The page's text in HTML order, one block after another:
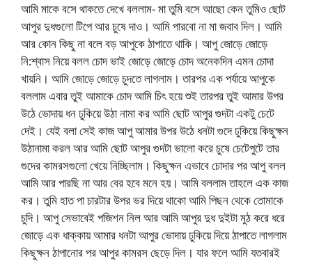
আমি মাকে বসে থাকতে দেখে বললাম- মা তুমি বসে আছো কেন তুমিও ছোট
আপুর দুধগুলো টিপে আর চুষে দাও। আমি পারবো না মা জবাব দিল। আমি
আর কোন কিছু না বলে বড় আপুকে ঠাপাতে থাকি। আপু জোড়ে জোড়ে
নি:শ্বাস নিয়ে বলল চোদ ভাই জোড়ে জোড়ে চোদ অনেকদিন এমন চোদা
খায়নি। আমি জোড়ে জোড়ে চুদতে লাগলাম। তারপর এক পর্যায়ে আপুকে
বললাম এবার তুই আমাকে চোদ আমি চিৎ হয়ে শুই তারপর তুই আমার উপর
উঠে ভোদায় ধন ঢুকিয়ে উঠা নামা কর আমি ছোট আপুর গুদটা একটু চেটে
দেই। যেই বলা সেই কাজ আপু আমার উপর উঠে ধনটা গুদে ঢুকিয়ে কিছুক্ষন
উঠানামা করল আর আমি ছোট আপুর গুদটা ভালো করে চুষে চেটেপুটে তার
গুদের কামরসগুলো খেয়ে নিচ্ছিলাম। কিছুক্ষন এভাবে চোদার পর আপু বলল
আমি আর পারছি না আর বের হবে মনে হয়। আমি বললাম তাহলে এক কাজ
কর। তুমি হাত পা চারটার উপর ভর দিয়ে থাকো আমি পিছন থেকে তোমাকে
চুদি। আপু সেভাবেই পজিশন নিল আর আমি আপুর দুধ দুইটা মুঠ করে ধরে
জোড়ে এক ধাক্কায় আমার ধনটা আপুর ভোদায় ঢুকিয়ে দিয়ে ঠাপাতে লাগলাম
কিছুক্ষন ঠাপানোর পর আপুর কামরস ছেড়ে দিল। যার ফলে আমি যতবারই